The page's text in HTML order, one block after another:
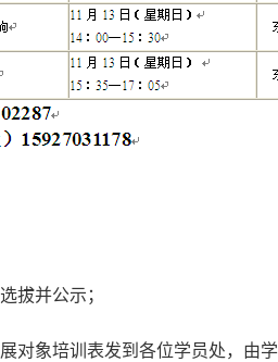
拔并公示；
对象培训表发到各位学员处，由